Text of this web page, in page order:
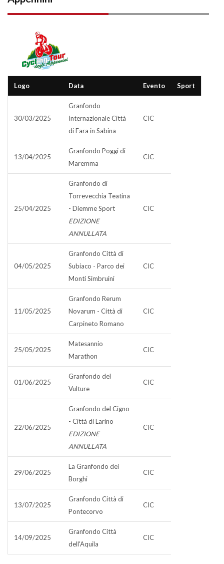
Logo Data Evento Sport
30/03/2025
Granfondo
Internazionale Città
di Fara in Sabina
CIC
13/04/2025
Granfondo Poggi di
Maremma
CIC
25/04/2025
Granfondo di
Torrevecchia Teatina
- Diemme Sport
EDIZIONE
ANNULLATA
CIC
04/05/2025
Granfondo Città di
Subiaco - Parco dei
Monti Simbruini
CIC
11/05/2025
Granfondo Rerum
Novarum - Città di
Carpineto Romano
CIC
25/05/2025
Matesannio
Marathon
CIC
01/06/2025
Granfondo del
Vulture
CIC
22/06/2025
Granfondo del Cigno
- Città di Larino
EDIZIONE
ANNULLATA
CIC
29/06/2025
La Granfondo dei
Borghi
CIC
13/07/2025
Granfondo Città di
Pontecorvo
CIC
14/09/2025
Granfondo Città
dell'Aquila
CIC